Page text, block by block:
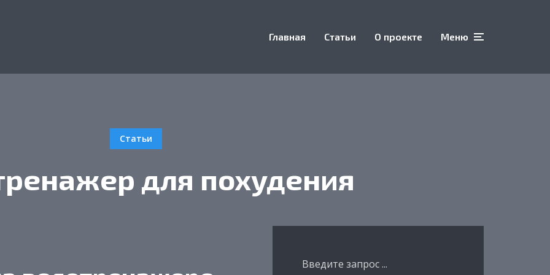
Главная Статьи О проекте Меню
Статьи
для похудения